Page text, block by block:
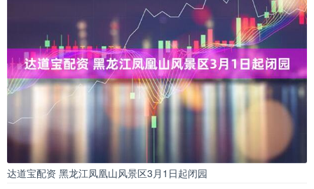
达道宝配资 黑龙江凤凰山风景区3月1日起闭园